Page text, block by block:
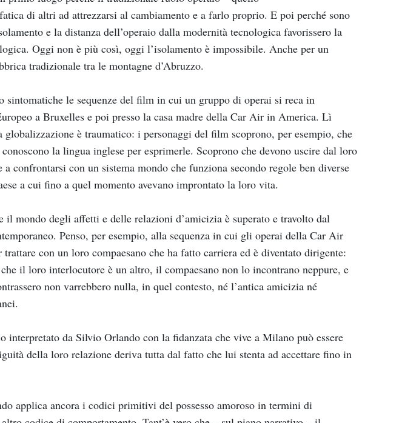
di altri ad attrezzarsi al cambiamento e a farlo proprio. E poi perché sono
e la distanza dell’operaio dalla modernità tecnologica favorissero la
Oggi non è più così, oggi l’isolamento è impossibile. Anche per un
tradizionale tra le montagne d’Abruzzo.
sintomatiche le sequenze del film in cui un gruppo di operai si reca in
a Bruxelles e poi presso la casa madre della Car Air in America. Lì
è traumatico: i personaggi del film scoprono, per esempio, che
la lingua inglese per esprimerle. Scoprono che devono uscire dal loro
confrontarsi con un sistema mondo che funziona secondo regole ben diverse
a cui fino a quel momento avevano improntato la loro vita.
il mondo degli affetti e delle relazioni d’amicizia è superato e travolto dal
Penso, per esempio, alla sequenza in cui gli operai della Car Air
con un loro compaesano che ha fatto carriera ed è diventato dirigente:
il loro interlocutore è un altro, il compaesano non lo incontrano neppure, e
non varrebbero nulla, in quel contesto, né l’antica amicizia né
interpretato da Silvio Orlando con la fidanzata che vive a Milano può essere
della loro relazione deriva tutta dal fatto che lui stenta ad accettare fino in
applica ancora i codici primitivi del possesso amoroso in termini di